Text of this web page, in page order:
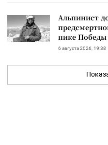
Альпинист
пике Победы
6 августа 2026, 19:38